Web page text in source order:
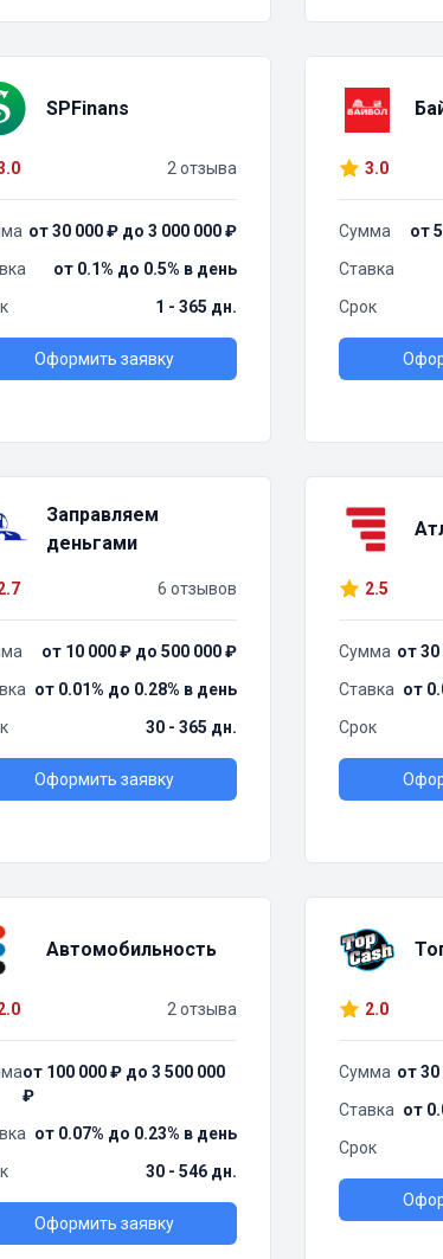
SPFinans
2 отзыва
от 30 000 ₽ до 3 000 000 ₽
от 0.1% до 0.5% в день
1 - 365 дн.
Оформить заявку
3.0
Сумма
от
Ставка
Срок
Заправляем
деньгами
6 отзывов
от 10 000 ₽ до 500 000 ₽
от 0.01% до 0.28% в день
30 - 365 дн.
Оформить заявку
2.5
Сумма от
Ставка от
Срок
Автомобильность
2 отзыва
от 100 000 ₽ до 3 500 000
₽
от 0.07% до 0.23% в день
30 - 546 дн.
Оформить заявку
2.0
Сумма от
Ставка от
Срок